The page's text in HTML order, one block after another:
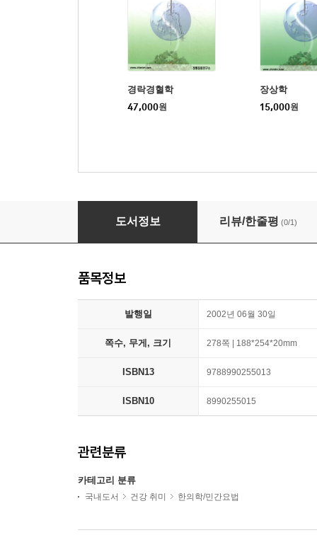
경락경혈학
47,000원
장상학
15,000원
침뜸의학개론 : 침뜸기초 (상)
도서정보 리뷰/한줄평 (0/1)
품목정보
발행일 2002년 06월 30일
쪽수, 무게, 크기 278쪽 | 188*254*20mm
ISBN13 9788990255013
ISBN10 8990255015
관련분류
카테고리 분류
국내도서 건강 취미 한의학/민간요법